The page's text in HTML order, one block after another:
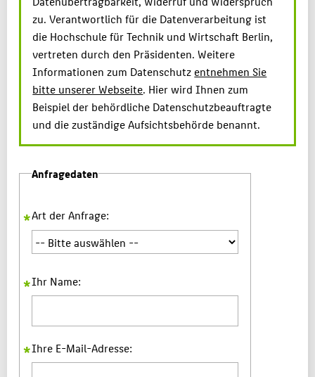
zu. Verantwortlich für die Datenverarbeitung ist
die Hochschule für Technik und Wirtschaft Berlin,
vertreten durch den Präsidenten. Weitere
Informationen zum Datenschutz entnehmen Sie
bitte unserer Webseite. Hier wird Ihnen zum
Beispiel der behördliche Datenschutzbeauftragte
und die zuständige Aufsichtsbehörde benannt.
Anfragedaten
Art der Anfrage:
Ihr Name:
Ihre E-Mail-Adresse: